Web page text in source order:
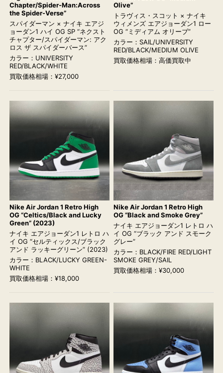
Chapter/Spider-Man:Across
the Spider-Verse”
スパイダーマン × ナイキ エアジ
ョーダン1 ハイ OG SP “ネクスト
チャプター/スパイダーマン: アク
ロス ザ スパイダーバース”
カラー：UNIVERSITY
RED/BLACK/WHITE
買取価格相場：¥27,000
Olive”
トラヴィス・スコット × ナイキ
ウィメンズ エアジョーダン1 ロー
OG “ミディアム オリーブ”
カラー：SAIL/UNIVERSITY
RED/BLACK/MEDIUM OLIVE
買取価格相場：高価買取中
Nike Air Jordan 1 Retro High
OG “Celtics/Black and Lucky
Green” (2023)
ナイキ エアジョーダン1 レトロ ハ
イ OG “セルティックス/ブラック
アンド ラッキーグリーン” (2023)
カラー：BLACK/LUCKY GREEN-
WHITE
買取価格相場：¥18,000
Nike Air Jordan 1 Retro High
OG “Black and Smoke Grey”
ナイキ エアジョーダン1 レトロ ハ
イ OG “ブラック アンド スモーク
グレー”
カラー：BLACK/FIRE RED/LIGHT
SMOKE GREY/SAIL
買取価格相場：¥30,000